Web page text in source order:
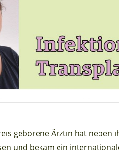
geborene Ärztin hat
und bekam ein